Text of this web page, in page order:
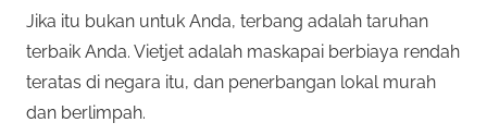
Jika itu bukan untuk Anda, terbang adalah taruhan
terbaik Anda. Vietjet adalah maskapai berbiaya rendah
teratas di negara itu, dan penerbangan lokal murah
dan berlimpah.